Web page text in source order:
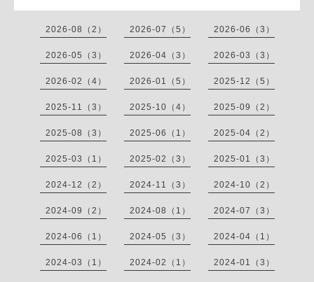
2026-08（2） 2026-07（5） 2026-06（3）
2026-05（3） 2026-04（3） 2026-03（3）
2026-02（4） 2026-01（5） 2025-12（5）
2025-11（3） 2025-10（4） 2025-09（2）
2025-08（3） 2025-06（1） 2025-04（2）
2025-03（1） 2025-02（3） 2025-01（3）
2024-12（2） 2024-11（3） 2024-10（2）
2024-09（2） 2024-08（1） 2024-07（3）
2024-06（1） 2024-05（3） 2024-04（1）
2024-03（1） 2024-02（1） 2024-01（3）